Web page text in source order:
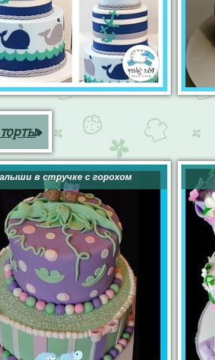
»
в стручке с горохом